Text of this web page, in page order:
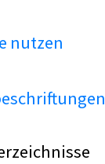
nutzen